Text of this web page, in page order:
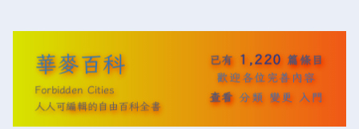
華麥百科
Forbidden Cities
人人可編輯的自由百科全書
已有 1,220 篇條目
歡迎各位完善內容
查看 分類 變更 入門